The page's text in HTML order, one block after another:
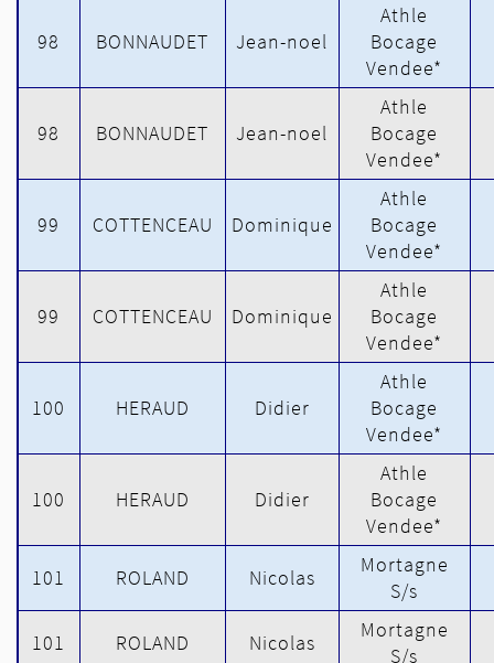
98 BONNAUDET Jean-noel
Athle
Bocage
Vendee*
98 BONNAUDET Jean-noel
Athle
Bocage
Vendee*
99 COTTENCEAU Dominique
Athle
Bocage
Vendee*
99 COTTENCEAU Dominique
Athle
Bocage
Vendee*
100 HERAUD Didier
Athle
Bocage
Vendee*
100 HERAUD Didier
Athle
Bocage
Vendee*
101 ROLAND Nicolas
Mortagne
S/s
101 ROLAND Nicolas
Mortagne
S/s